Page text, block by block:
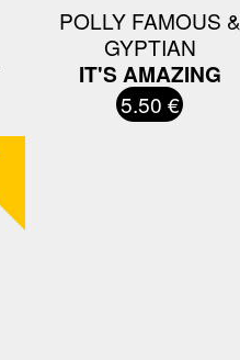
POLLY FAMOUS &
GYPTIAN
IT'S AMAZING
5.50 €